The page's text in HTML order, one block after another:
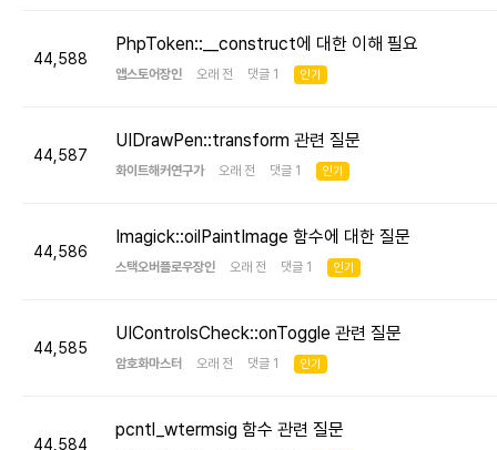
44,588
PhpToken::__construct에 대한 이해 필요
앱스토어장인 오래 전 댓글 1 인기
44,587
UIDrawPen::transform 관련 질문
화이트해커연구가 오래 전 댓글 1 인기
44,586
Imagick::oilPaintImage 함수에 대한 질문
스택오버플로우장인 오래 전 댓글 1 인기
44,585
UIControlsCheck::onToggle 관련 질문
암호화마스터 오래 전 댓글 1 인기
44,584
pcntl_wtermsig 함수 관련 질문